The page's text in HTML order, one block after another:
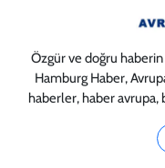
Özgür ve doğru
Hamburg Haber,
haberler, haber avrupa,